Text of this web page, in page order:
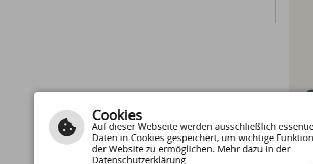
Cookies
Auf dieser Webseite werden ausschließlich
Daten in Cookies gespeichert, um wichtige
der Website zu ermöglichen. Mehr dazu in der
Datenschutzerklärung